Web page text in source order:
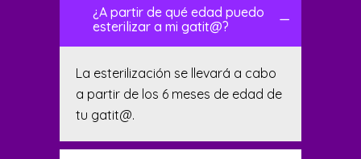
¿A partir de qué edad puedo
esterilizar a mi gatit@?
La esterilización se llevará a cabo
a partir de los 6 meses de edad de
tu gatit@.